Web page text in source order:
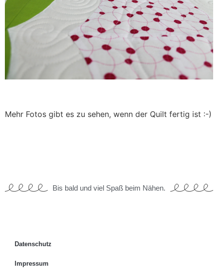
Mehr Fotos gibt es zu sehen, wenn der Quilt fertig ist :-)
Bis bald und viel Spaß beim Nähen.
Datenschutz
Impressum